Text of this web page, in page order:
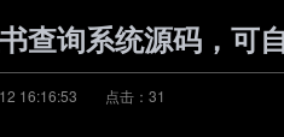
查询系统源码，可
16:16:53 点击： 31